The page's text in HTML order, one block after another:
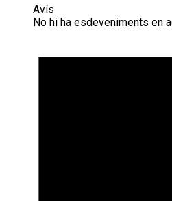
Avís
No hi ha esdeveniments en